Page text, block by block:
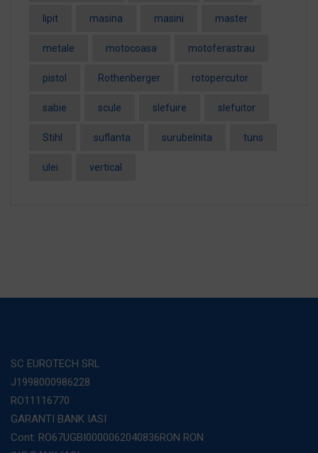
lipit masina masini master
metale motocoasa motoferastrau
pistol Rothenberger rotopercutor
sabie scule slefuire slefuitor
Stihl suflanta surubelnita tuns
ulei vertical
SC EUROTECH SRL
J1998000986228
RO11116770
GARANTI BANK IASI
Cont: RO67UGBI0000062040836RON RON